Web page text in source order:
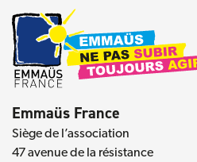
Emmaüs France
Siège de l’association
47 avenue de la résistance